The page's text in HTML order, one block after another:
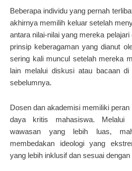
Beberapa individu yang pernah
akhirnya memilih keluar setelah
antara nilai-nilai yang mereka
prinsip keberagaman yang dianut
sering kali muncul setelah mereka
lain melalui diskusi atau bacaan
sebelumnya.
Dosen dan akademisi memiliki
daya kritis mahasiswa. Melalui
wawasan yang lebih luas,
membedakan ideologi yang
yang lebih inklusif dan sesuai